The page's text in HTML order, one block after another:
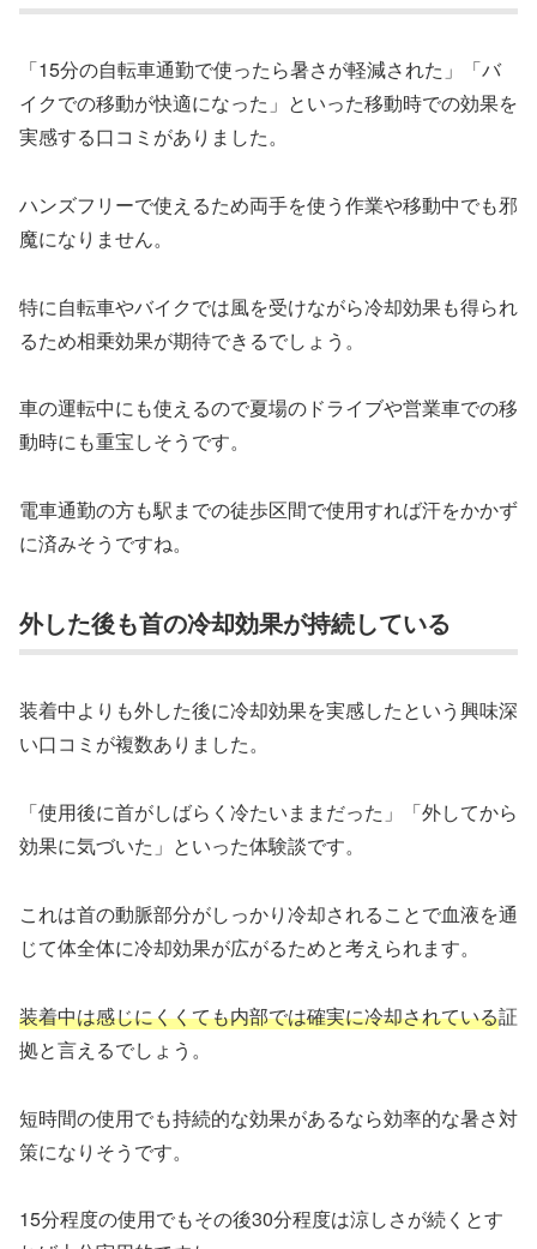
「15分の自転車通勤で使ったら暑さが軽減された」「バ
イクでの移動が快適になった」といった移動時での効果を
実感する口コミがありました。
ハンズフリーで使えるため両手を使う作業や移動中でも邪
魔になりません。
特に自転車やバイクでは風を受けながら冷却効果も得られ
るため相乗効果が期待できるでしょう。
車の運転中にも使えるので夏場のドライブや営業車での移
動時にも重宝しそうです。
電車通勤の方も駅までの徒歩区間で使用すれば汗をかかず
に済みそうですね。
外した後も首の冷却効果が持続している
装着中よりも外した後に冷却効果を実感したという興味深
い口コミが複数ありました。
「使用後に首がしばらく冷たいままだった」「外してから
効果に気づいた」といった体験談です。
これは首の動脈部分がしっかり冷却されることで血液を通
じて体全体に冷却効果が広がるためと考えられます。
装着中は感じにくくても内部では確実に冷却されている証
拠と言えるでしょう。
短時間の使用でも持続的な効果があるなら効率的な暑さ対
策になりそうです。
15分程度の使用でもその後30分程度は涼しさが続くとす